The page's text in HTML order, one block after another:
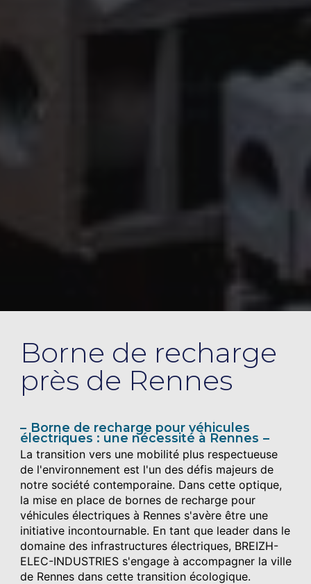
Borne de recharge
près de Rennes
Borne de recharge pour véhicules
électriques : une nécessité à Rennes
La transition vers une mobilité plus respectueuse
de l'environnement est l'un des défis majeurs de
notre société contemporaine. Dans cette optique,
la mise en place de bornes de recharge pour
véhicules électriques à Rennes s'avère être une
initiative incontournable. En tant que leader dans le
domaine des infrastructures électriques, BREIZH-
ELEC-INDUSTRIES s'engage à accompagner la ville
de Rennes dans cette transition écologique.